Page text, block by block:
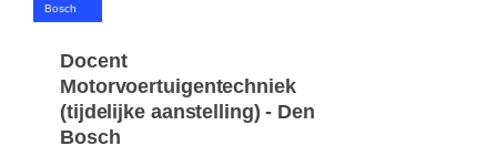
Bosch
Docent
Motorvoertuigentechniek
(tijdelijke aanstelling) - Den
Bosch